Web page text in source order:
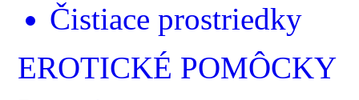
Čistiace prostriedky
EROTICKÉ POMÔCKY